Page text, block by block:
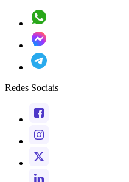
Redes Sociais